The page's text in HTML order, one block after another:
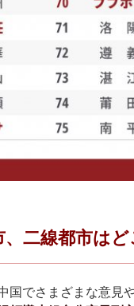
二線都市はど
でさまざまな意見